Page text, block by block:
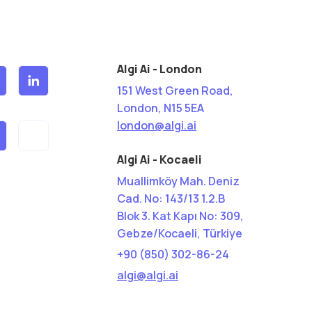
Algi Ai - London
151 West Green Road,
London, N15 5EA
london@algi.ai
Algi Ai - Kocaeli
Muallimköy Mah. Deniz
Cad. No: 143/13 1.2.B
Blok 3. Kat Kapı No: 309,
Gebze/Kocaeli, Türkiye
+90 (850) 302-86-24
algi@algi.ai